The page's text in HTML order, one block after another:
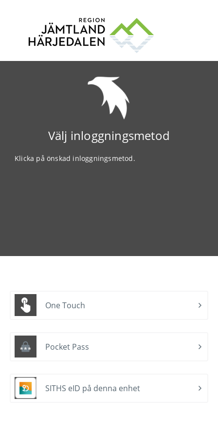
Välj inloggningsmetod
Klicka på önskad inloggningsmetod.
One Touch
Pocket Pass
SITHS eID på denna enhet